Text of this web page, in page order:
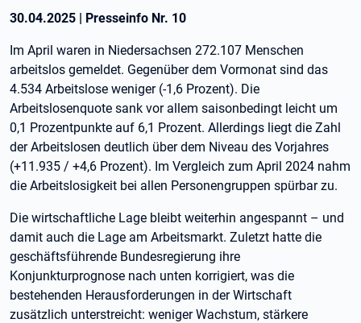
30.04.2025 | Presseinfo Nr. 10
Im April waren in Niedersachsen 272.107 Menschen
arbeitslos gemeldet. Gegenüber dem Vormonat sind das
4.534 Arbeitslose weniger (-1,6 Prozent). Die
Arbeitslosenquote sank vor allem saisonbedingt leicht um
0,1 Prozentpunkte auf 6,1 Prozent. Allerdings liegt die Zahl
der Arbeitslosen deutlich über dem Niveau des Vorjahres
(+11.935 / +4,6 Prozent). Im Vergleich zum April 2024 nahm
die Arbeitslosigkeit bei allen Personengruppen spürbar zu.
Die wirtschaftliche Lage bleibt weiterhin angespannt – und
damit auch die Lage am Arbeitsmarkt. Zuletzt hatte die
geschäftsführende Bundesregierung ihre
Konjunkturprognose nach unten korrigiert, was die
bestehenden Herausforderungen in der Wirtschaft
zusätzlich unterstreicht: weniger Wachstum, stärkere